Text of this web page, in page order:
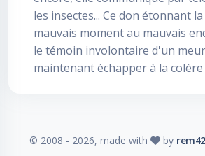
les insectes... Ce don étonnant
mauvais moment au mauvais
le témoin involontaire d'un
maintenant échapper à la colère
© 2008 - 2026, made with by rem42